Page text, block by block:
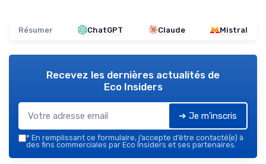
Résumer ChatGPT Claude Mistral
Recevez les dernières actualités de
Eco Insiders
➔ Je m'inscris
* En remplissant ce formulaire, j’accepte d’être contacté(e) à
des fins commerciales par Eco Insiders et ses partenaires.